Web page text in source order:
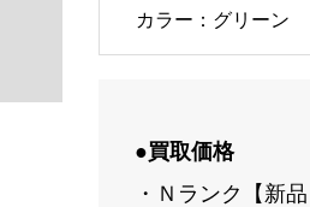
カラー：グリーン
●買取価格
・Ｎランク【新